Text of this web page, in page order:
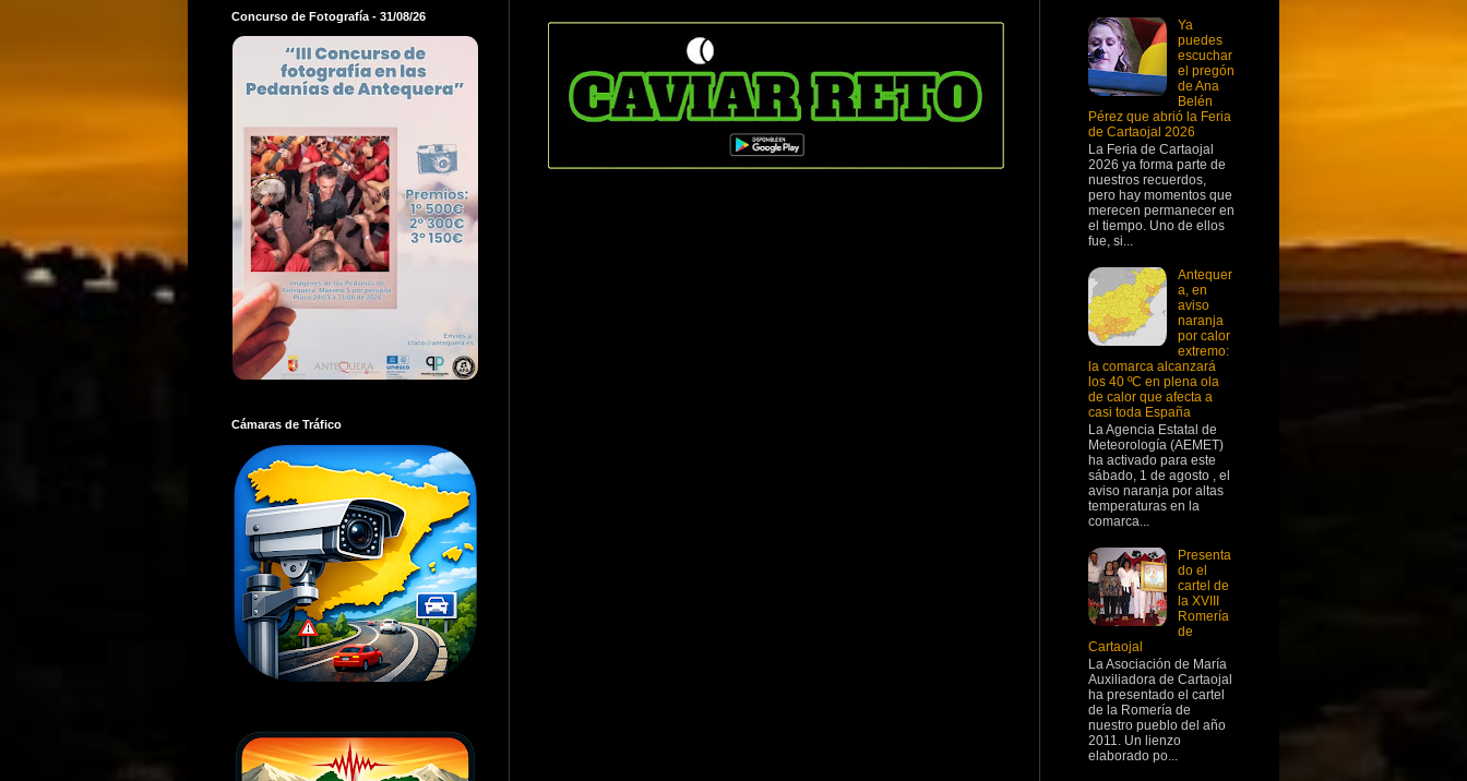
Concurso de Fotografía - 31/08/26
Cámaras de Tráfico
Ya
puedes
escuchar
el pregón
de Ana
Belén
Pérez que abrió la Feria
de Cartaojal 2026
La Feria de Cartaojal
2026 ya forma parte de
nuestros recuerdos,
pero hay momentos que
merecen permanecer en
el tiempo. Uno de ellos
fue, si...
Antequer
a, en
aviso
naranja
por calor
extremo:
la comarca alcanzará
los 40 ºC en plena ola
de calor que afecta a
casi toda España
La Agencia Estatal de
Meteorología (AEMET)
ha activado para este
sábado, 1 de agosto , el
aviso naranja por altas
temperaturas en la
comarca...
Presenta
do el
cartel de
la XVIII
Romería
de
Cartaojal
La Asociación de María
Auxiliadora de Cartaojal
ha presentado el cartel
de la Romería de
nuestro pueblo del año
2011. Un lienzo
elaborado po...